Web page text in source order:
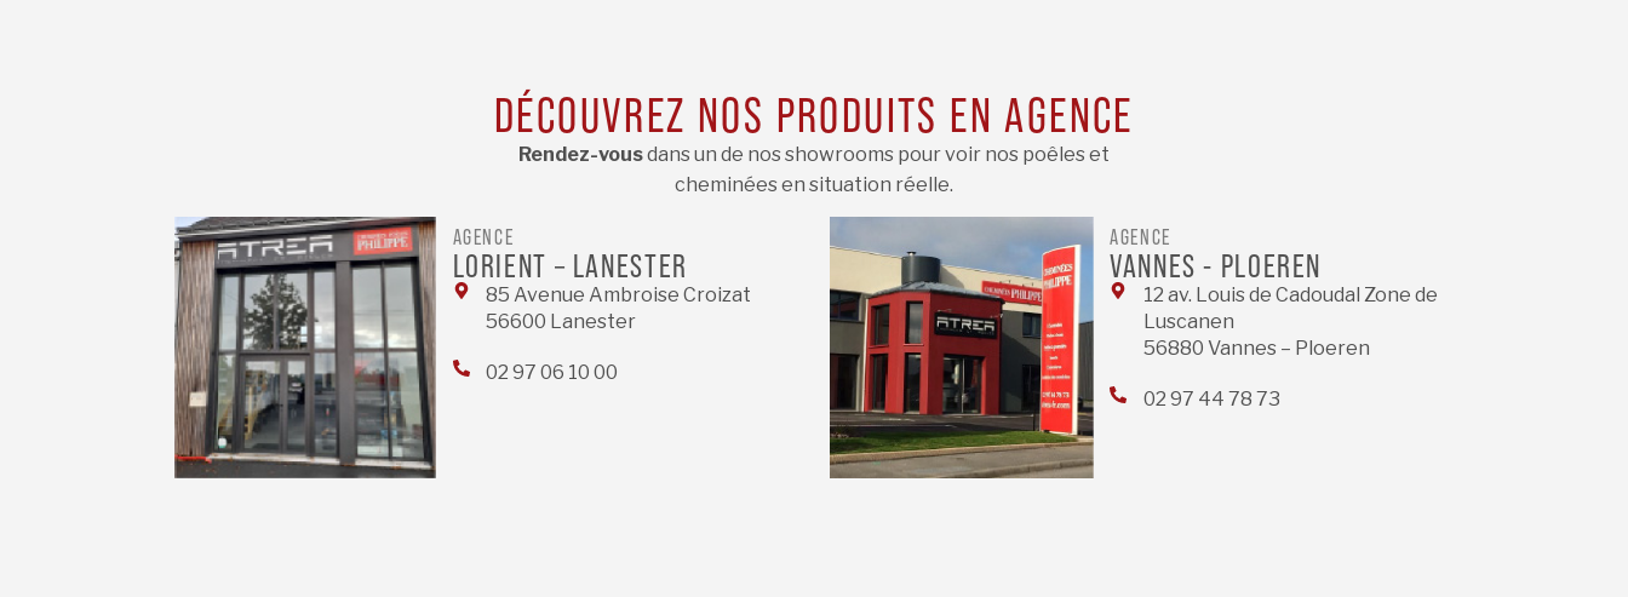
DÉCOUVREZ NOS PRODUITS EN AGENCE
Rendez-vousdans un de nos showrooms pour voir nos poêles et
cheminées en situation réelle.
AGENCE
LORIENT – LANESTER
85 Avenue Ambroise Croizat
56600 Lanester
02 97 06 10 00
AGENCE
VANNES - PLOEREN
12 av. Louis de Cadoudal Zone de
Luscanen
56880 Vannes – Ploeren
02 97 44 78 73